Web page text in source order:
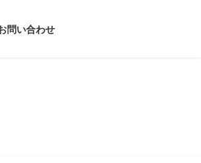
問い合わせ